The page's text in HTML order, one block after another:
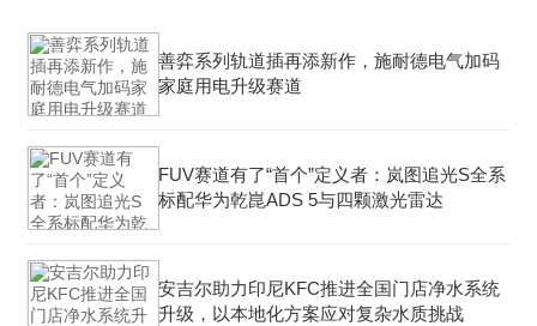
善弈系列轨道插再添新作，施耐德电气加码
家庭用电升级赛道
FUV赛道有了“首个”定义者：岚图追光S全系
标配华为乾崑ADS 5与四颗激光雷达
安吉尔助力印尼KFC推进全国门店净水系统
升级，以本地化方案应对复杂水质挑战